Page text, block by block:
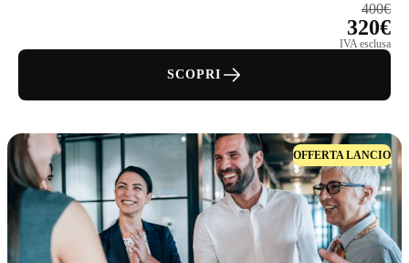
400€
320€
IVA esclusa
SCOPRI
OFFERTA LANCIO